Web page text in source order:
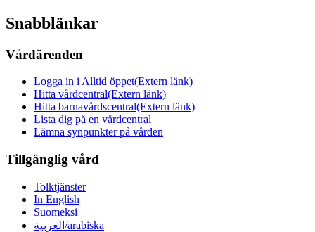
Snabblänkar
Vårdärenden
Logga in i Alltid öppet(Extern länk)
Hitta vårdcentral(Extern länk)
Hitta barnavårdscentral(Extern länk)
Lista dig på en vårdcentral
Lämna synpunkter på vården
Tillgänglig vård
Tolktjänster
In English
Suomeksi
العربية/arabiska